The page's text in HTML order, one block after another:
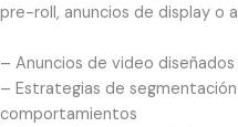
pre-roll, anuncios de display o
– Anuncios de video
– Estrategias de
comportamientos